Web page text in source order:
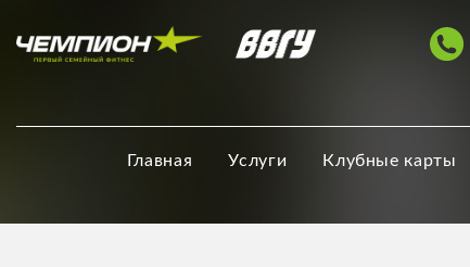
Главная Услуги Клубные карты